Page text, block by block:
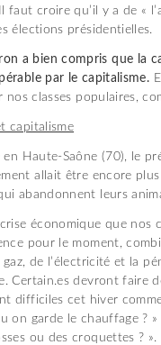
faut croire qu’il y a de «
élections présidentielles.
a bien compris que la
par le capitalisme.
classes populaires,
capitalisme
en Haute-Saône (70), le
allait être encore
abandonnent leurs
économique que nos
pour le moment,
gaz, de l’électricité et la
Certain.es devront faire
difficiles cet hiver
on garde le chauffage ?
ou des croquettes ? ».